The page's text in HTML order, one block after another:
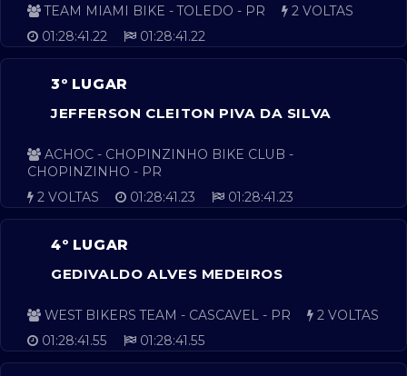
TEAM MIAMI BIKE - TOLEDO - PR
2 VOLTAS
01:28:41.22
01:28:41.22
3º LUGAR
JEFFERSON CLEITON PIVA DA SILVA
ACHOC - CHOPINZINHO BIKE CLUB -
CHOPINZINHO - PR
2 VOLTAS
01:28:41.23 01:28:41.23
4º LUGAR
GEDIVALDO ALVES MEDEIROS
WEST BIKERS TEAM - CASCAVEL - PR
2 VOLTAS
01:28:41.55
01:28:41.55